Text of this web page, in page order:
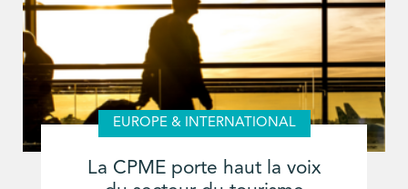
EUROPE & INTERNATIONAL
La CPME porte haut la voix